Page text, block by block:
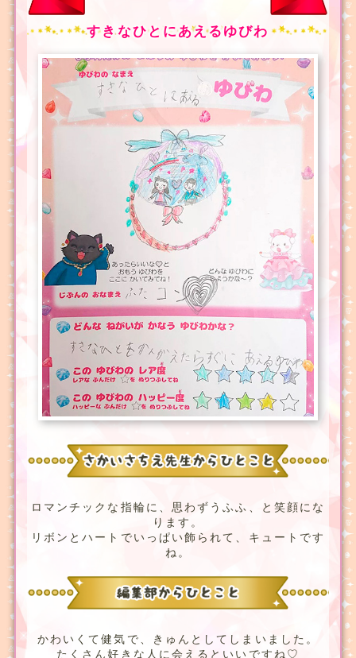
すきなひとにあえるゆびわ
ロマンチックな指輪に、思わずうふふ、と笑顔にな
ります。
リボンとハートでいっぱい飾られて、キュートです
ね。
かわいくて健気で、きゅんとしてしまいました。
たくさん好きな人に会えるといいですね♡